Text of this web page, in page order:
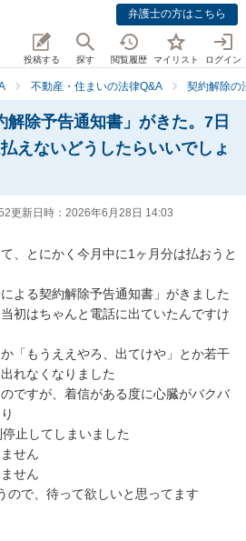
弁護士の方はこちら
投稿する 探す 閲覧履歴 マイリスト ログイン
不動産・住まいの法律Q&A 契約解除の
解除予告通知書」がきた。7日
えないどうしたらいいでしょ
更新日時： 2026年6月28日 14:03
、とにかく今月中に1ヶ月分は払おうと
よる契約解除予告通知書」がきました
初はちゃんと電話に出ていたんですけ
「もうええやろ、出てけや」とか若干
れなくなりました
ですが、着信がある度に心臓がバクバ
止してしまいました
せん
せん
ので、待って欲しいと思ってます